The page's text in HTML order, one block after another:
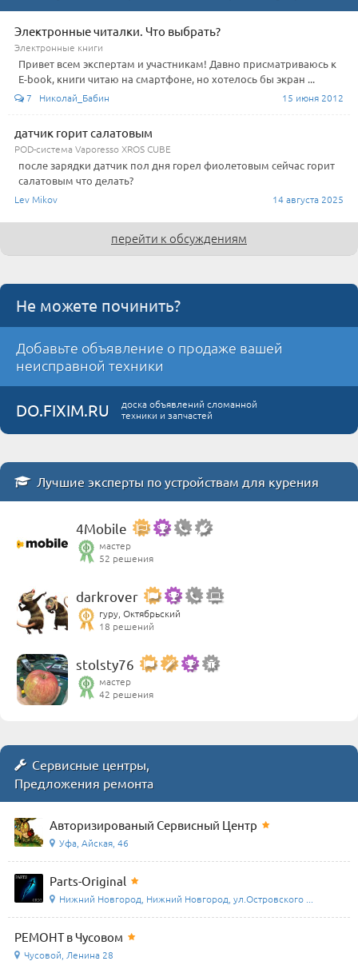
Электронные читалки. Что выбрать?
Электронные книги
Привет всем экспертам и участникам! Давно присматриваюсь к
E-book, книги читаю на смартфоне, но хотелось бы экран ...
7 Николай_Бабин 15 июня 2012
датчик горит салатовым
POD-система Vaporesso XROS CUBE
после зарядки датчик пол дня горел фиолетовым сейчас горит
салатовым что делать?
Lev Mikov 14 августа 2025
перейти к обсуждениям
Не можете починить?
Добавьте объявление о продаже вашей
неисправной техники
DO.FIXIM.RU
доска объявлений сломанной
техники и запчастей
Лучшие эксперты по устройствам для курения
4Mobile
мастер
52 решения
darkrover
гуру, Октябрьский
18 решений
stolsty76
мастер
42 решения
Сервисные центры,
Предложения ремонта
Авторизированый Сервисный Центр
Уфа, Айская, 46
Parts-Original
Нижний Новгород, Нижний Новгород, ул.Островского ...
РЕМОНТ в Чусовом
Чусовой, Ленина 28